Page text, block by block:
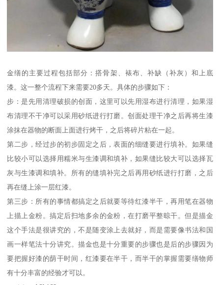
金缮的主要过程包括部分：搭骨架、裱布、补缺（补灰）和上底
漆。这一整个流程下来需要20多天。具体的步骤如下：
步：是先用清理破损的创面，这里可以先用湿布进行清理，如果湿
布清理不干净可以采用砂纸进行打磨。创面处理干净之后再将生漆
涂抹在器物的断面上面进行烤干，之后将碎片粘在一起。
第二步，经过步的初步固定之后，表面的细缝要进行填补。如果缝
比较小可以选择用糯米与生漆调和填补，如果缝比较大可以选择瓦
灰与生漆调和填补。所有的缝填补完之后再用砂纸进行打磨，之后
再在缝上涂一层红漆。
第三步：所有的事情都搞定之后就要等待红漆半干，再用笔在器物
上描上金粉。搞定后扫地多余的金粉，在打磨平整晾干。但是描金
这个手法是很讲究的，不是随变涂上去就好，而是需要像书法和国
画一样笔法十分讲究。描金也是十分重要的步骤也是后的步骤因为
要把握好漆的荫干时间，红漆要在半干，而半干的掌握需要缮物师
有十分丰富的经验才可以。